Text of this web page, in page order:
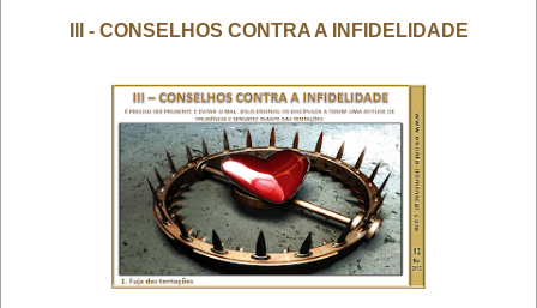
III - CONSELHOS CONTRA A INFIDELIDADE